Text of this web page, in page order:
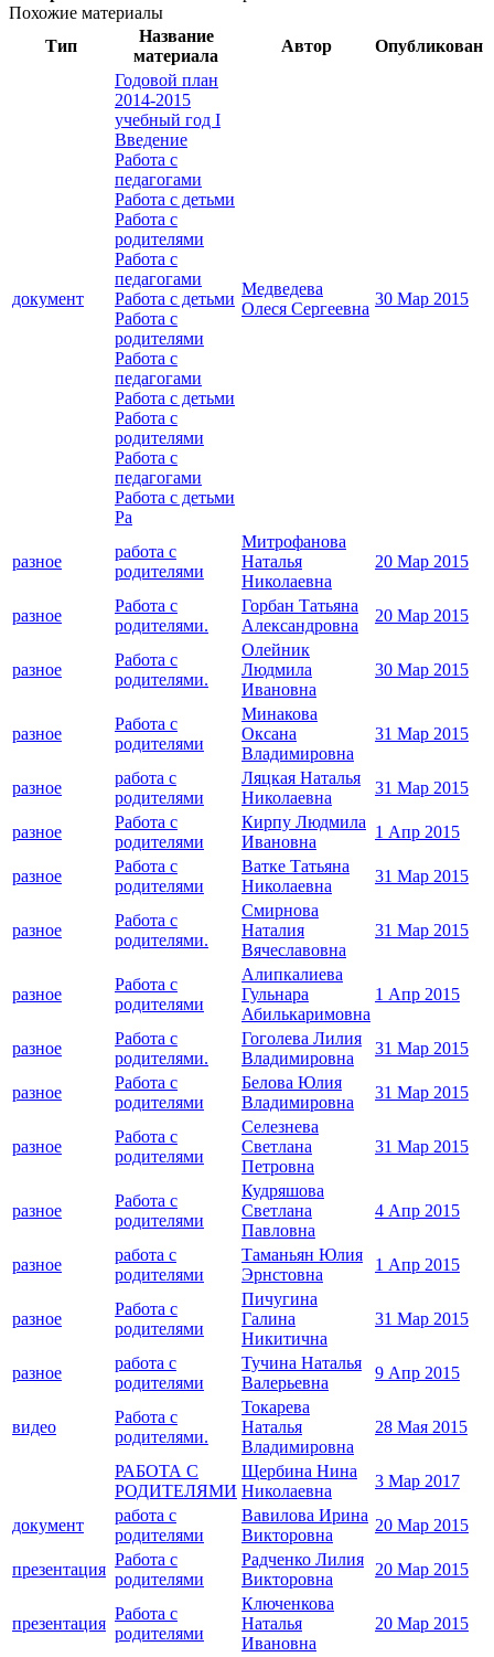
Похожие материалы
Тип
Название
материала
Автор Опубликован
документ
Годовой план
2014-2015
учебный год I
Введение
Работа с
педагогами
Работа с детьми
Работа с
родителями
Работа с
педагогами
Работа с детьми
Работа с
родителями
Работа с
педагогами
Работа с детьми
Работа с
родителями
Работа с
педагогами
Работа с детьми
Ра
Медведева
Олеся Сергеевна
30 Мар 2015
разное
работа с
родителями
Митрофанова
Наталья
Николаевна
20 Мар 2015
разное
Работа с
родителями.
Горбан Татьяна
Александровна
20 Мар 2015
разное
Работа с
родителями.
Олейник
Людмила
Ивановна
30 Мар 2015
разное
Работа с
родителями
Минакова
Оксана
Владимировна
31 Мар 2015
разное
работа с
родителями
Ляцкая Наталья
Николаевна
31 Мар 2015
разное
Работа с
родителями
Кирпу Людмила
Ивановна
1 Апр 2015
разное
Работа с
родителями
Ватке Татьяна
Николаевна
31 Мар 2015
разное
Работа с
родителями.
Смирнова
Наталия
Вячеславовна
31 Мар 2015
разное
Работа с
родителями
Алипкалиева
Гульнара
Абилькаримовна
1 Апр 2015
разное
Работа с
родителями.
Гоголева Лилия
Владимировна
31 Мар 2015
разное
Работа с
родителями
Белова Юлия
Владимировна
31 Мар 2015
разное
Работа с
родителями
Селезнева
Светлана
Петровна
31 Мар 2015
разное
Работа с
родителями
Кудряшова
Светлана
Павловна
4 Апр 2015
разное
работа с
родителями
Таманьян Юлия
Эрнстовна
1 Апр 2015
разное
Работа с
родителями
Пичугина
Галина
Никитична
31 Мар 2015
разное
работа с
родителями
Тучина Наталья
Валерьевна
9 Апр 2015
видео
Работа с
родителями.
Токарева
Наталья
Владимировна
28 Мая 2015
РАБОТА С
РОДИТЕЛЯМИ
Щербина Нина
Николаевна
3 Мар 2017
документ
работа с
родителями
Вавилова Ирина
Викторовна
20 Мар 2015
презентация
Работа с
родителями
Радченко Лилия
Викторовна
20 Мар 2015
презентация
Работа с
родителями
Ключенкова
Наталья
Ивановна
20 Мар 2015